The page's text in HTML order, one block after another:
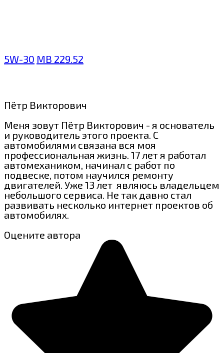
5W-30 MB 229.52
Пётр Викторович
Меня зовут Пётр Викторович - я основатель
и руководитель этого проекта. С
автомобилями связана вся моя
профессиональная жизнь. 17 лет я работал
автомехаником, начинал с работ по
подвеске, потом научился ремонту
двигателей. Уже 13 лет являюсь владельцем
небольшого сервиса. Не так давно стал
развивать несколько интернет проектов об
автомобилях.
Оцените автора